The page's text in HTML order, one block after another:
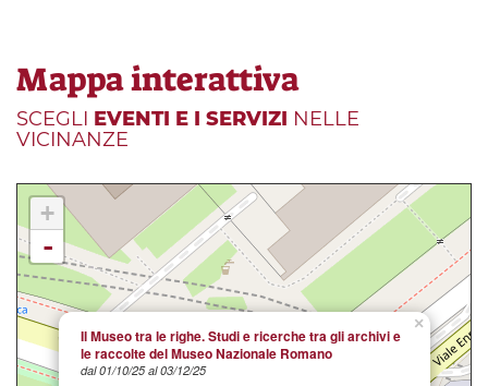
Mappa interattiva
SCEGLI EVENTI E I SERVIZI NELLE
VICINANZE
×
Il Museo tra le righe. Studi e ricerche tra gli archivi e
le raccolte del Museo Nazionale Romano
dal 01/10/25 al 03/12/25
+
-